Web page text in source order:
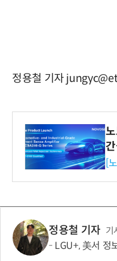
정용철 기자
[
정용철 기자 기
LGU+, 美서 정보보